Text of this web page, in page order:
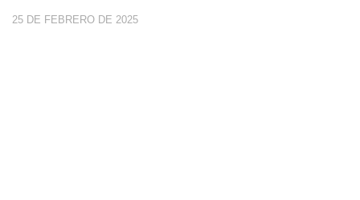
25 DE FEBRERO DE 2025